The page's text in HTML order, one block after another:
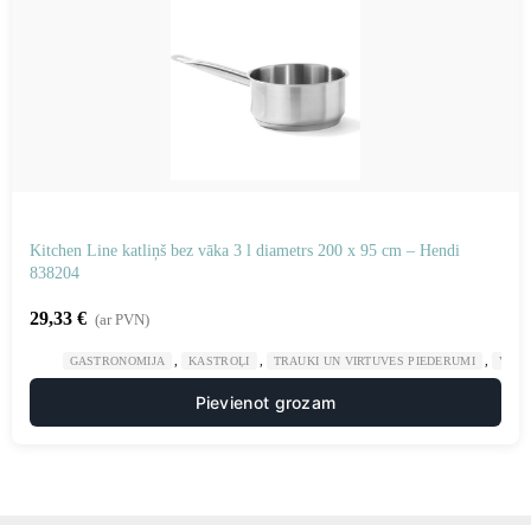
Kitchen Line katliņš bez vāka 3 l diametrs 200 x 95 cm – Hendi
838204
29,33 € (ar PVN)
GASTRONOMIJA KASTROĻI TRAUKI UN VIRTUVES PIEDERUMI
Pievienot grozam